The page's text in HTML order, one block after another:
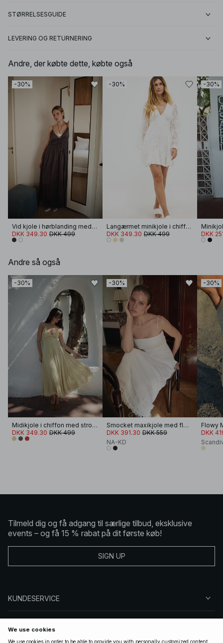
STØRRELSESGUIDE
LEVERING OG RETURNERING
Andre, der købte dette, købte også
-30%
Vid kjole i hørblanding med krøller og stropper
DKK 349.30 DKK 499
-30%
Langærmet minikjole i chiffon med broderi
DKK 349.30 DKK 499
-30%
DKK
Andre så også
-30%
Midikjole i chiffon med stropper
DKK 349.30 DKK 499
-30%
Smocket maxikjole med flæser
DKK 391.30 DKK 559
NA-KD
-30%
Flowy
DKK
Tilmeld dig og få adgang til særlige tilbud, eksklusive
events – og få 15 % rabat på dit første køb!
SIGN UP
KUNDESERVICE